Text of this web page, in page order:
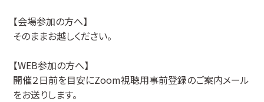
【会場参加の方へ】
そのままお越しください。
【WEB参加の方へ】
開催２日前を目安にZoom視聴用事前登録のご案内メール
をお送りします。